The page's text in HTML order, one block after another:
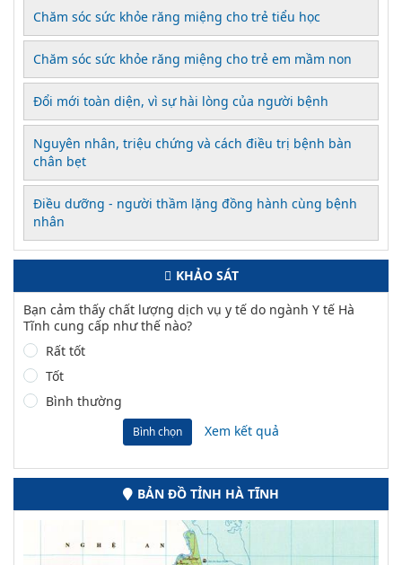
Chăm sóc sức khỏe răng miệng cho trẻ tiểu học
Chăm sóc sức khỏe răng miệng cho trẻ em mầm non
Đổi mới toàn diện, vì sự hài lòng của người bệnh
Nguyên nhân, triệu chứng và cách điều trị bệnh bàn
chân bẹt
Điều dưỡng - người thầm lặng đồng hành cùng bệnh
nhân
KHẢO SÁT
Bạn cảm thấy chất lượng dịch vụ y tế do ngành Y tế Hà
Tĩnh cung cấp như thế nào?
Rất tốt
Tốt
Bình thường
Bình chọn Xem kết quả
BẢN ĐỒ TỈNH HÀ TĨNH